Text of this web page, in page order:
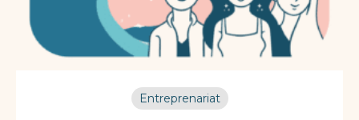
Entreprenariat